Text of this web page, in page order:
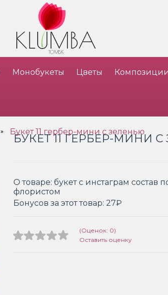
Монобукеты Цветы
» Букет 11 гербер-мини с зеленью
БУКЕТ 11 ГЕРБЕР-МИНИ
О товаре: букет с инстаграм состав
флористом
Бонусов за этот товар: 27₽
(Оценок: 0)
Оставить оценку